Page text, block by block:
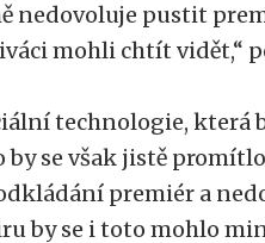
nedovoluje pustit
mohli chtít vidět,“
technologie, která
se však jistě
premiér a
by se i toto mohlo